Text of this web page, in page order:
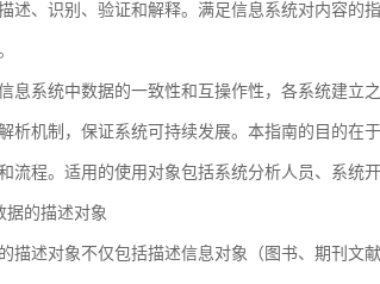
述、识别、验证和解释。满足信息系统对内容的
息系统中数据的一致性和互操作性，各系统建立
析机制，保证系统可持续发展。本指南的目的在
流程。适用的使用对象包括系统分析人员、系统
据的描述对象
描述对象不仅包括描述信息对象（图书、期刊文